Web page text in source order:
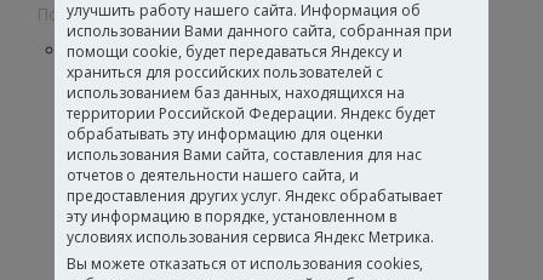
Полимерные дисперсии
Дисперсии для лакокрасочных материалов и
строительных составов
Для интерьерных красок
Для покрытий по дереву
Для фасадных красок
Дисперсии для гибкого камня
Дисперсии для полиграфии и флексографии
Для эмалей по металлу
Для глубокопроникающих грунтов
Для строительных грунтов
улучшить работу нашего сайта. Информация об
использовании Вами данного сайта, собранная при
помощи cookie, будет передаваться Яндексу и
храниться для российских пользователей с
использованием баз данных, находящихся на
территории Российской Федерации. Яндекс будет
обрабатывать эту информацию для оценки
использования Вами сайта, составления для нас
отчетов о деятельности нашего сайта, и
предоставления других услуг. Яндекс обрабатывает
эту информацию в порядке, установленном в
условиях использования сервиса Яндекс Метрика.
Вы можете отказаться от использования cookies,